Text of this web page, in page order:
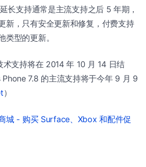
长支持通常是主流支持之后 5 年期，
新，只有安全更新和修复，付费支持
类型的更新。
支持将在 2014 年 10 月 14 日结
7.8 的主流支持将于今年 9 月 9
）
城 - 购买 Surface、Xbox 和配件促